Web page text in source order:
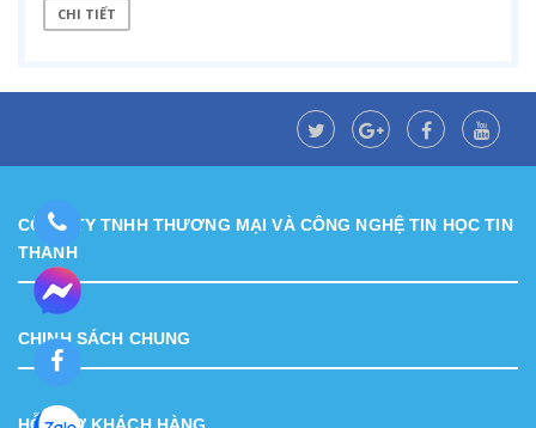
CHI TIẾT
CÔNG TY TNHH THƯƠNG MẠI VÀ CÔNG NGHỆ TIN HỌC TIN
THÀNH
CHINH SÁCH CHUNG
HỖ TRỢ KHÁCH HÀNG